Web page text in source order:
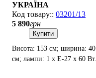
УКРАЇНА
03201/13
5 890грн
Купити
Висота: 153 см; ширина: 40
см; лампи: 1 х Е-27 х 60 Вт.